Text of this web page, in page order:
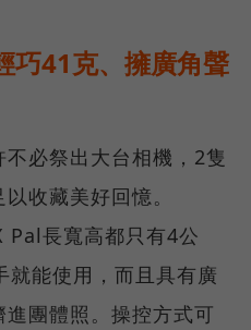
巧41克、擁廣角聲
必祭出大台相機，2隻
收藏美好回憶。
Pal長寬高都只有4公
能使用，而且具有廣
團體照。操控方式可